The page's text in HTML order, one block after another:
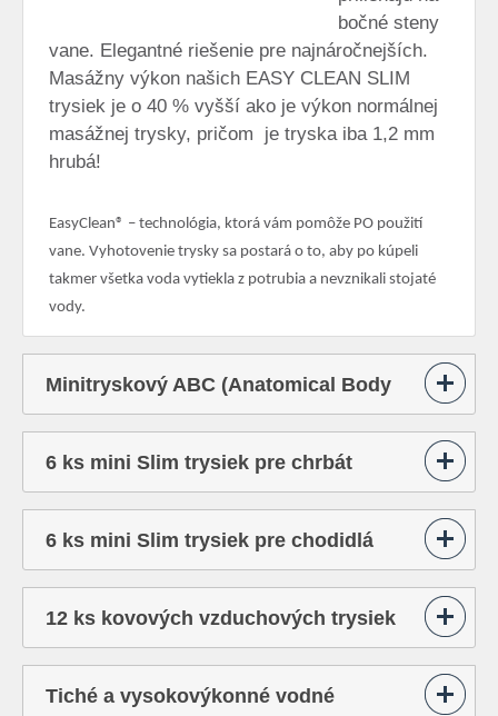
bočné steny
vane. Elegantné riešenie pre najnáročnejších.
Masážny výkon našich EASY CLEAN SLIM
trysiek je o 40 % vyšší ako je výkon normálnej
masážnej trysky, pričom je tryska iba 1,2 mm
hrubá!
EasyClean® – technológia, ktorá vám pomôže PO použití
vane. Vyhotovenie trysky sa postará o to, aby po kúpeli
takmer všetka voda vytiekla z potrubia a nevznikali stojaté
vody.
Minitryskový ABC (Anatomical Body
6 ks mini Slim trysiek pre chrbát
6 ks mini Slim trysiek pre chodidlá
12 ks kovových vzduchových trysiek
Tiché a vysokovýkonné vodné